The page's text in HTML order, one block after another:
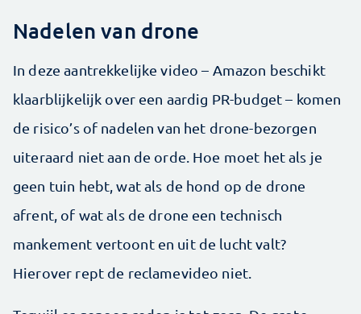
Nadelen van drone
In deze aantrekkelijke video – Amazon beschikt
klaarblijkelijk over een aardig PR-budget – komen
de risico’s of nadelen van het drone-bezorgen
uiteraard niet aan de orde. Hoe moet het als je
geen tuin hebt, wat als de hond op de drone
afrent, of wat als de drone een technisch
mankement vertoont en uit de lucht valt?
Hierover rept de reclamevideo niet.